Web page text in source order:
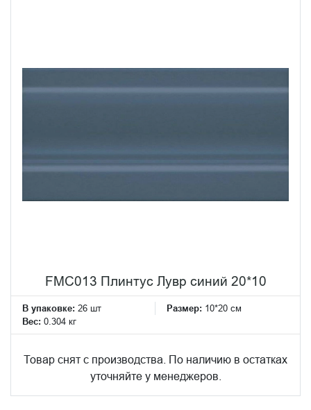
FMC013 Плинтус Лувр синий 20*10
В упаковке: 26 шт Размер: 10*20 см
Вес: 0.304 кг
Товар снят с производства. По наличию в остатках
уточняйте у менеджеров.